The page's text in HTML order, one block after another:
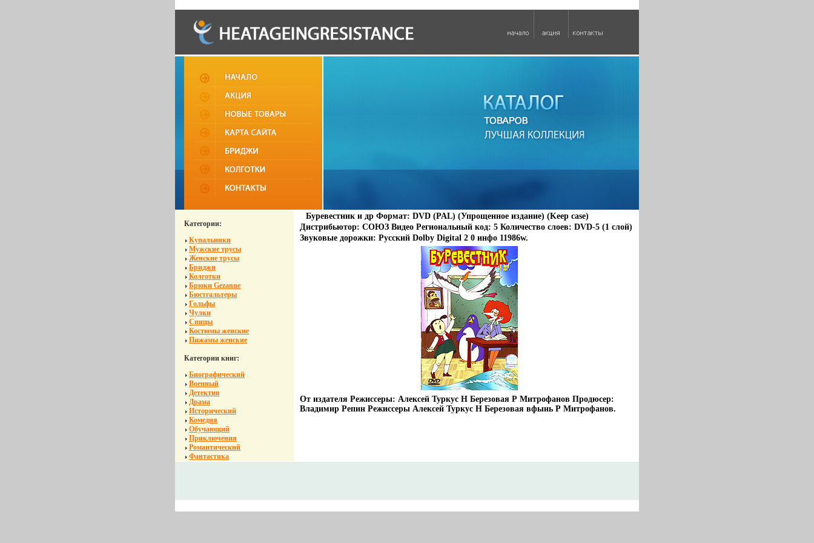
Категории:
Купальники
Мужские трусы
Женские трусы
Бриджи
Колготки
Брюки Gezanne
Бюстгальтеры
Гольфы
Чулки
Спицы
Костюмы женские
Пижамы женские
Категории книг:
Биографический
Военный
Детектив
Драма
Исторический
Комедия
Обучающий
Приключения
Романтический
Фантастика
Буревестник и др Формат: DVD (PAL) (Упрощенное издание) (Keep case)
Дистрибьютор: СОЮЗ Видео Региональный код: 5 Количество слоев: DVD-5 (1 слой)
Звуковые дорожки: Русский Dolby Digital 2 0 инфо 11986w.
От издателя Режиссеры: Алексей Туркус Н Березовая Р Митрофанов Продюсер:
Владимир Репин Режиссеры Алексей Туркус Н Березовая вфынь Р Митрофанов.